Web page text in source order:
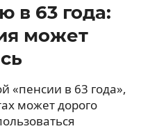
в 63 года:
может
«пенсии в 63 года»,
может дорого